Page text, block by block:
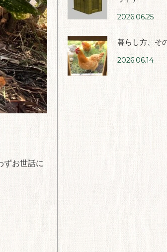
ずお世話に
2026.06.25
暮らし方、そ
2026.06.14